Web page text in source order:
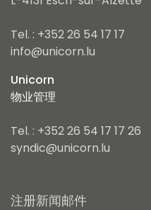
Tel. : +352 26 54 17 17
info@unicorn.lu
Unicorn
物业管理
Tel. : +352 26 54 17 17 26
syndic@unicorn.lu
注册新闻邮件